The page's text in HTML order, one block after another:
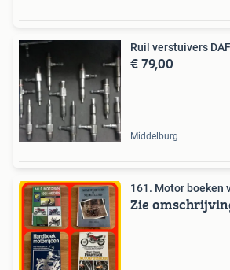
Ruil verstuivers
€ 79,00
Middelburg
161. Motor boeken
Zie